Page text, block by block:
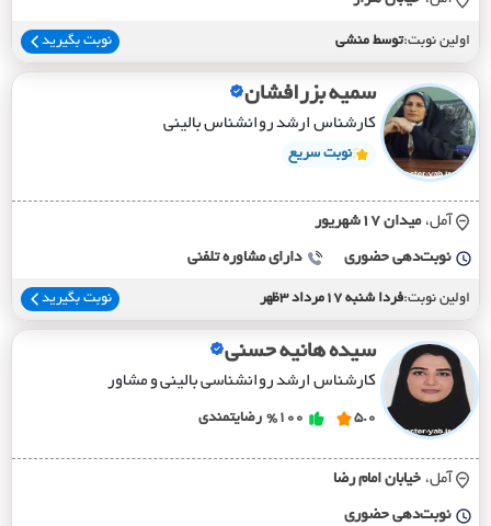
اولین نوبت:توسط منشی نوبت بگیرید
سمیه بزرافشان
کارشناس ارشد روانشناس بالینی
نوبت سریع
آمل، ميدان 17شهريور
نوبت‌دهی حضوری دارای مشاوره تلفنی
اولین نوبت:فردا شنبه 17مرداد 3ظهر نوبت بگیرید
سیده هانیه حسنی
کارشناس ارشد روانشناسی بالینی و مشاور
5.0
%100 رضایتمندی
آمل، خيابان امام رضا
نوبت‌دهی حضوری